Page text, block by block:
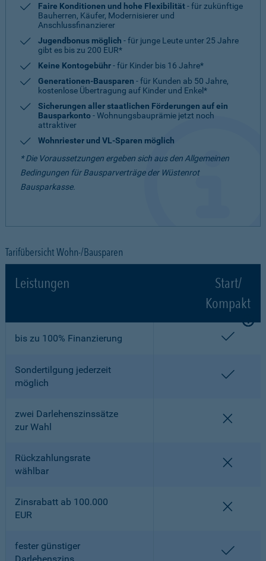
Faire Konditionen und hohe Flexibilität- für zukünftige
Bauherren, Käufer, Modernisierer und
Anschlussfinanzierer
Jugendbonus möglich - für junge Leute unter 25 Jahre
gibt es bis zu 200 EUR*
Keine Kontogebühr- für Kinder bis 16 Jahre*
Generationen-Bausparen - für Kunden ab 50 Jahre,
kostenlose Übertragung auf Kinder und Enkel*
Sicherungen aller staatlichen Förderungen auf ein
Bausparkonto- Wohnungsbauprämie jetzt noch
attraktiver
Wohnriester und VL-Sparen möglich
* Die Voraussetzungen ergeben sich aus den Allgemeinen
Bedingungen für Bausparverträge der Wüstenrot
Bausparkasse.
Tarifübersicht Wohn-/Bausparen
Leistungen
Start/
Kompakt
bis zu 100% Finanzierung
Sondertilgung jederzeit
möglich
zwei Darlehenszinssätze
zur Wahl
Rückzahlungsrate
wählbar
Zinsrabatt ab 100.000
EUR
fester günstiger